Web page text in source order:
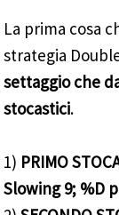
La prima cosa
strategia
settaggio che
stocastici.
1) PRIMO
Slowing 9; %D